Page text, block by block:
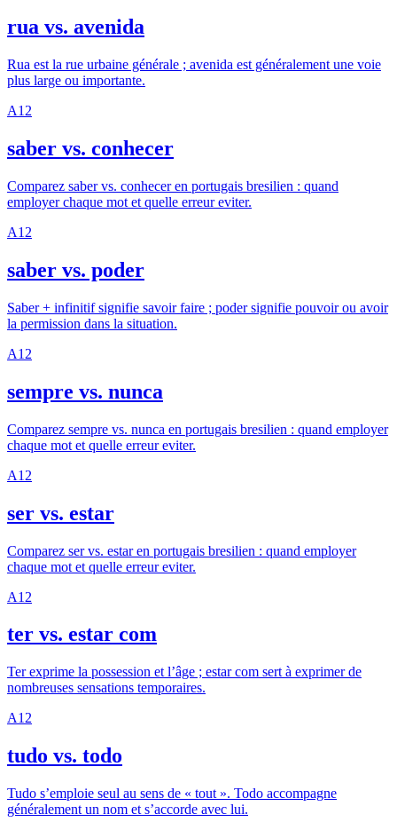
rua vs. avenida
Rua est la rue urbaine générale ; avenida est généralement une voie
plus large ou importante.
A1 2
saber vs. conhecer
Comparez saber vs. conhecer en portugais bresilien : quand
employer chaque mot et quelle erreur eviter.
A1 2
saber vs. poder
Saber + infinitif signifie savoir faire ; poder signifie pouvoir ou avoir
la permission dans la situation.
A1 2
sempre vs. nunca
Comparez sempre vs. nunca en portugais bresilien : quand employer
chaque mot et quelle erreur eviter.
A1 2
ser vs. estar
Comparez ser vs. estar en portugais bresilien : quand employer
chaque mot et quelle erreur eviter.
A1 2
ter vs. estar com
Ter exprime la possession et l’âge ; estar com sert à exprimer de
nombreuses sensations temporaires.
A1 2
tudo vs. todo
Tudo s’emploie seul au sens de « tout ». Todo accompagne
généralement un nom et s’accorde avec lui.